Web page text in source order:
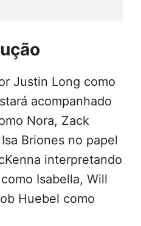
Justin Long como
acompanhado
Nora, Zack
Briones no papel
interpretando
Isabella, Will
Huebel como